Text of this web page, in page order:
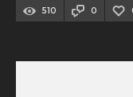
510 0